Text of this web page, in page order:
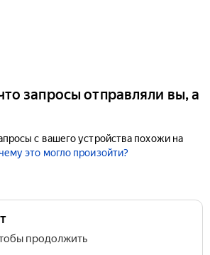
запросы отправляли вы, а
с вашего устройства похожи на
это могло произойти?